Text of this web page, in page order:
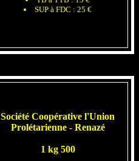
SUP à FDC : 25 €
Société Coopérative l'Union
Prolétarienne - Renazé
1 kg 500